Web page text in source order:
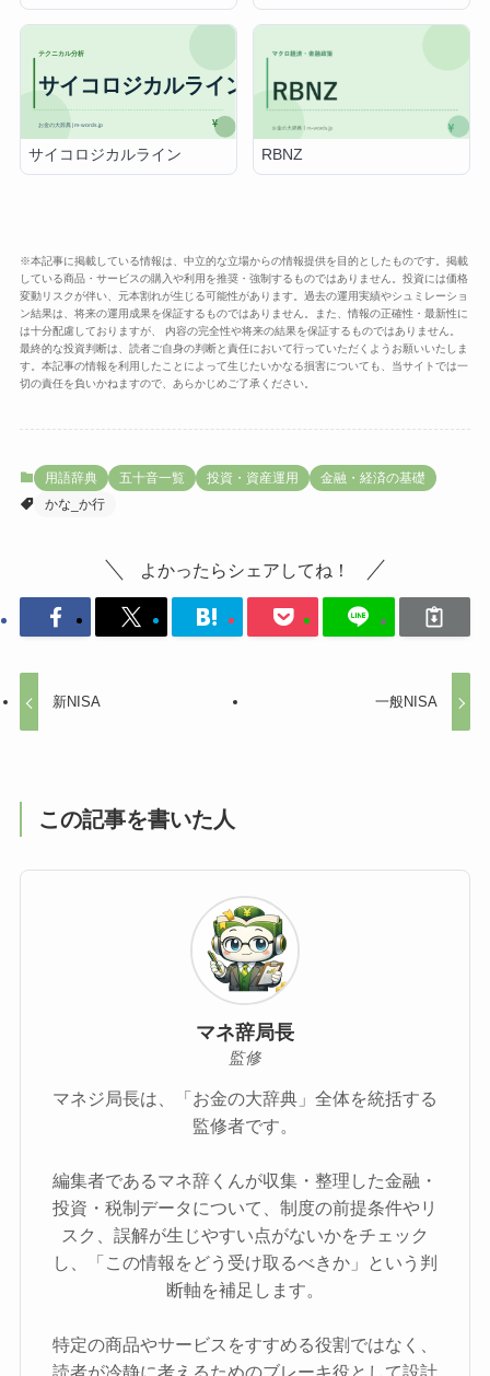
サイコロジカルライン RBNZ
※本記事に掲載している情報は、中立的な立場からの情報提供を目的としたものです。掲載
している商品・サービスの購入や利用を推奨・強制するものではありません。投資には価格
変動リスクが伴い、元本割れが生じる可能性があります。過去の運用実績やシュミレーショ
ン結果は、将来の運用成果を保証するものではありません。また、情報の正確性・最新性に
は十分配慮しておりますが、 内容の完全性や将来の結果を保証するものではありません。
最終的な投資判断は、読者ご自身の判断と責任において行っていただくようお願いいたしま
す。本記事の情報を利用したことによって生じたいかなる損害についても、当サイトでは一
切の責任を負いかねますので、あらかじめご了承ください。
用語辞典 五十音一覧 投資・資産運用
金融・経済の基礎
かな_か行
よかったらシェアしてね！
新NISA 一般NISA
この記事を書いた人
マネ辞局長
監修
マネジ局長は、「お金の大辞典」全体を統括する
監修者です。
編集者であるマネ辞くんが収集・整理した金融・
投資・税制データについて、制度の前提条件やリ
スク、誤解が生じやすい点がないかをチェック
し、「この情報をどう受け取るべきか」という判
断軸を補足します。
特定の商品やサービスをすすめる役割ではなく、
読者が冷静に考えるためのブレーキ役として設計